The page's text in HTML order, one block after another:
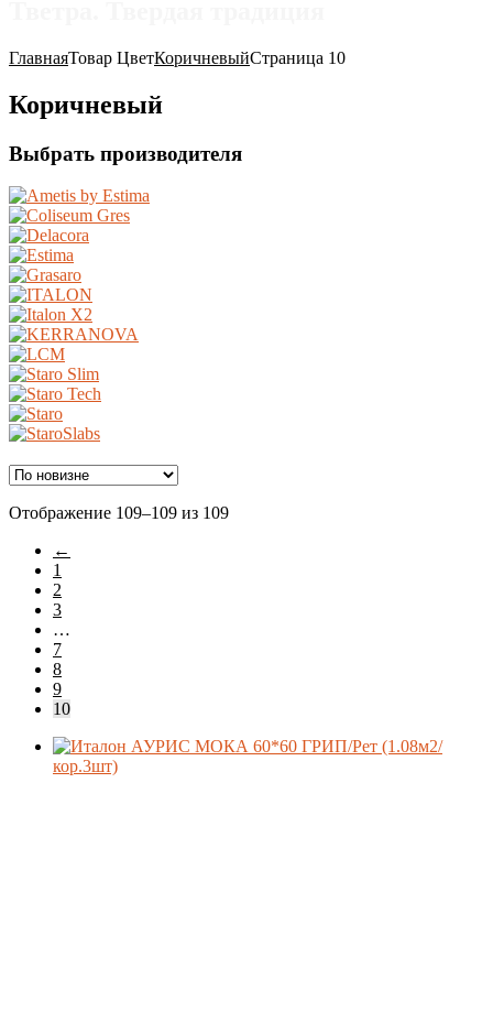
ГлавнаяТовар ЦветКоричневыйСтраница 10
Коричневый
Выбрать производителя
Ценовой фильтр
Материал
Формат
Производитель
Отображение 109–109 из 109Сортировка:
←
1
2
3
…
7
8
9
10